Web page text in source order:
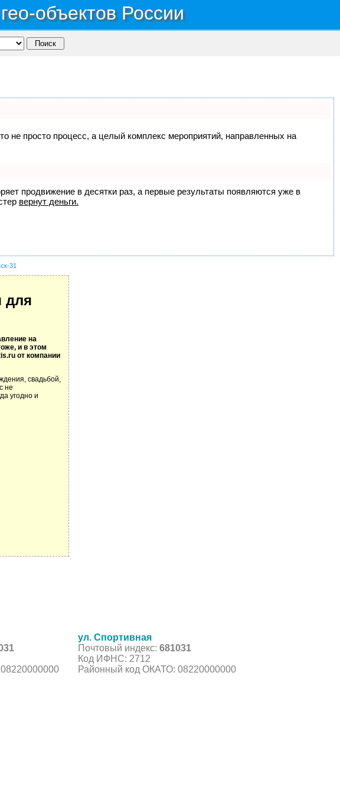
объектов России
не просто процесс, а целый комплекс мероприятий, направленных на
продвижение в десятки раз, а первые результаты появляются уже в
вернут деньги.
31
для
на
и в этом
от компании
свадьбой,
не
угодно и
ул. Спортивная
Почтовый индекс: 681031
Код ИФНС: 2712
Районный код ОКАТО: 08220000000